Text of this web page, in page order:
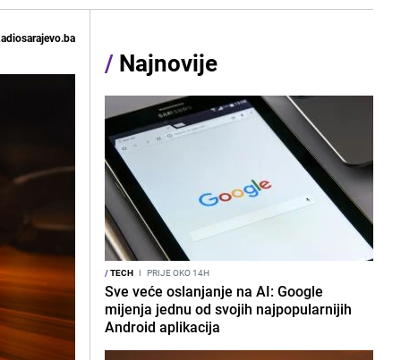
/ Najnovije
/TECH I PRIJE OKO 14H
Sve veće oslanjanje na AI: Google
mijenja jednu od svojih najpopularnijih
Android aplikacija